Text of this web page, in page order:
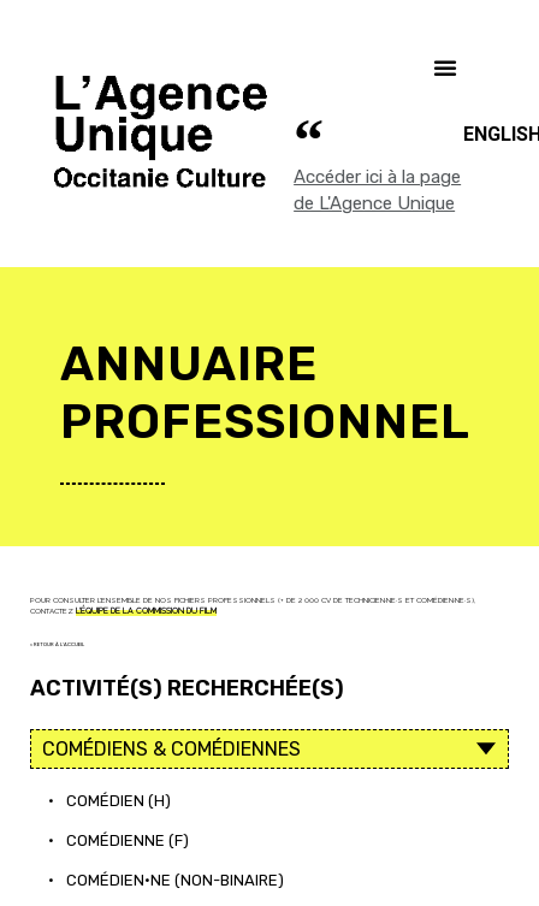
Accéder ici à la page
de L'Agence Unique
ANNUAIRE
PROFESSIONNEL
POUR CONSULTER L'ENSEMBLE DE NOS FICHIERS PROFESSIONNELS (+ DE 2 000 CV DE TECHNICIEN·NE·S ET COMÉDIEN·NE·S),
CONTACTEZ L'ÉQUIPE DE LA COMMISSION DU FILM
< RETOUR À L'ACCUEIL
ACTIVITÉ(S) RECHERCHÉE(S)
• COMÉDIEN (H)
• COMÉDIENNE (F)
• COMÉDIEN·NE (NON-BINAIRE)